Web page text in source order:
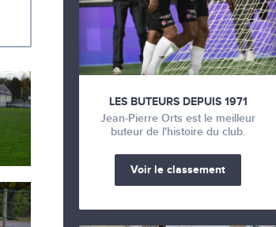
LES BUTEURS DEPUIS 1971
Jean-Pierre Orts est le meilleur
buteur de l'histoire du club.
Voir le classement